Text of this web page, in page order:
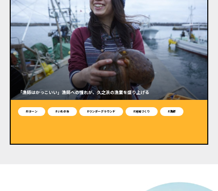
「漁師はかっこいい」漁師への憧れが、久之浜の漁業を盛り上げる
#Iターン #いわき市 #ワンダーグラウンド #地域づくり #漁師